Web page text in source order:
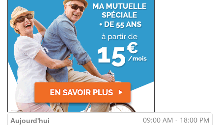
Aujourd'hui 09:00 AM - 18:00 PM